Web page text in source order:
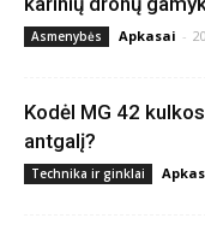
Asmenybės Apkasai -
Kodėl MG 42
antgalį?
Technika ir ginklai